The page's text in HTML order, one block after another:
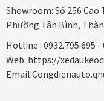
Showroom: Số 256 Cao
Phường Tân Bình,
Hotline : 0932.795.695 -
Web: https://